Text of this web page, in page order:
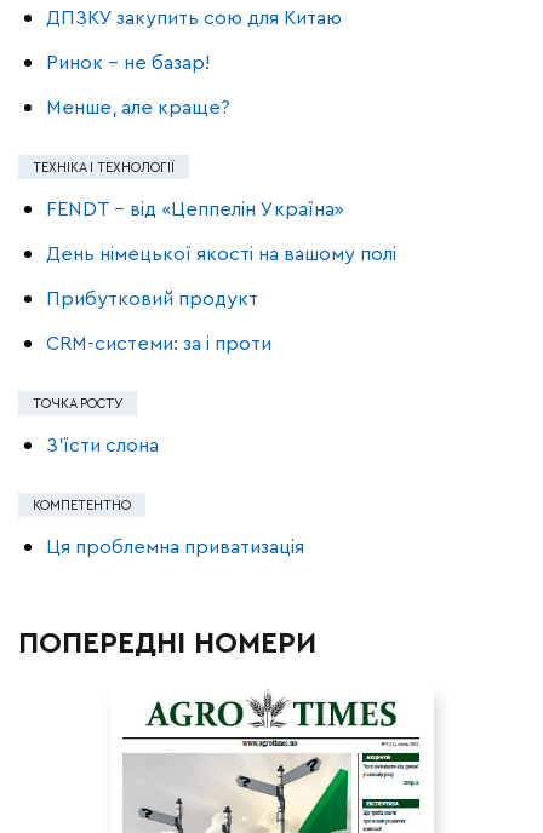
ДПЗКУ закупить сою для Китаю
Ринок – не базар!
Менше, але краще?
ТЕХНІКА І ТЕХНОЛОГІЇ
FENDT – від «Цеппелін Україна»
День німецької якості на вашому полі
Прибутковий продукт
CRM-системи: за і проти
ТОЧКА РОСТУ
З’їсти слона
КОМПЕТЕНТНО
Ця проблемна приватизація
ПОПЕРЕДНІ НОМЕРИ